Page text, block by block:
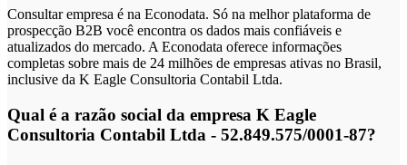
Consultar empresa é na Econodata. Só na melhor plataforma de
prospecção B2B você encontra os dados mais confiáveis e
atualizados do mercado. A Econodata oferece informações
completas sobre mais de 24 milhões de empresas ativas no Brasil,
inclusive da K Eagle Consultoria Contabil Ltda.
Qual é a razão social da empresa K Eagle
Consultoria Contabil Ltda - 52.849.575/0001-87?